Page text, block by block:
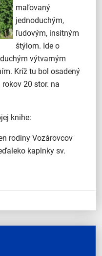
maľovaný
jednoduchým,
ľudovým, insitným
štýlom. Ide o
výtvarným
Kríž tu bol osadený
20 stor. na
knihe:
rodiny Vozárovcov
kaplnky sv.